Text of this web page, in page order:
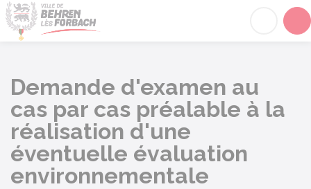
Demande d'examen au
cas par cas préalable à la
réalisation d'une
éventuelle évaluation
environnementale